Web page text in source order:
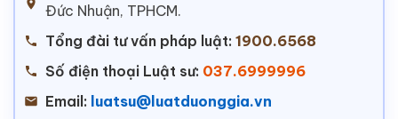
Đức Nhuận, TPHCM.
Tổng đài tư vấn pháp luật: 1900.6568
Số điện thoại Luật sư: 037.6999996
Email: luatsu@luatduonggia.vn